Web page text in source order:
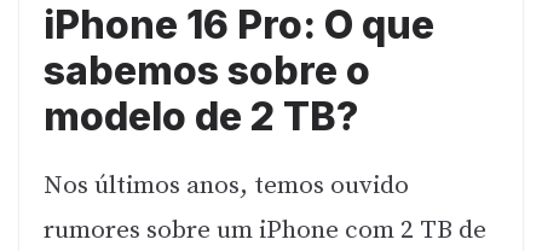
iPhone 16 Pro: O que
sabemos sobre o
modelo de 2 TB?
Nos últimos anos, temos ouvido
rumores sobre um iPhone com 2 TB de